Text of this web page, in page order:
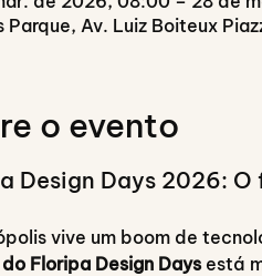
Parque, Av. Luiz Boiteux
o evento
Design Days 2026:
vive um boom de
Floripa Design Days está